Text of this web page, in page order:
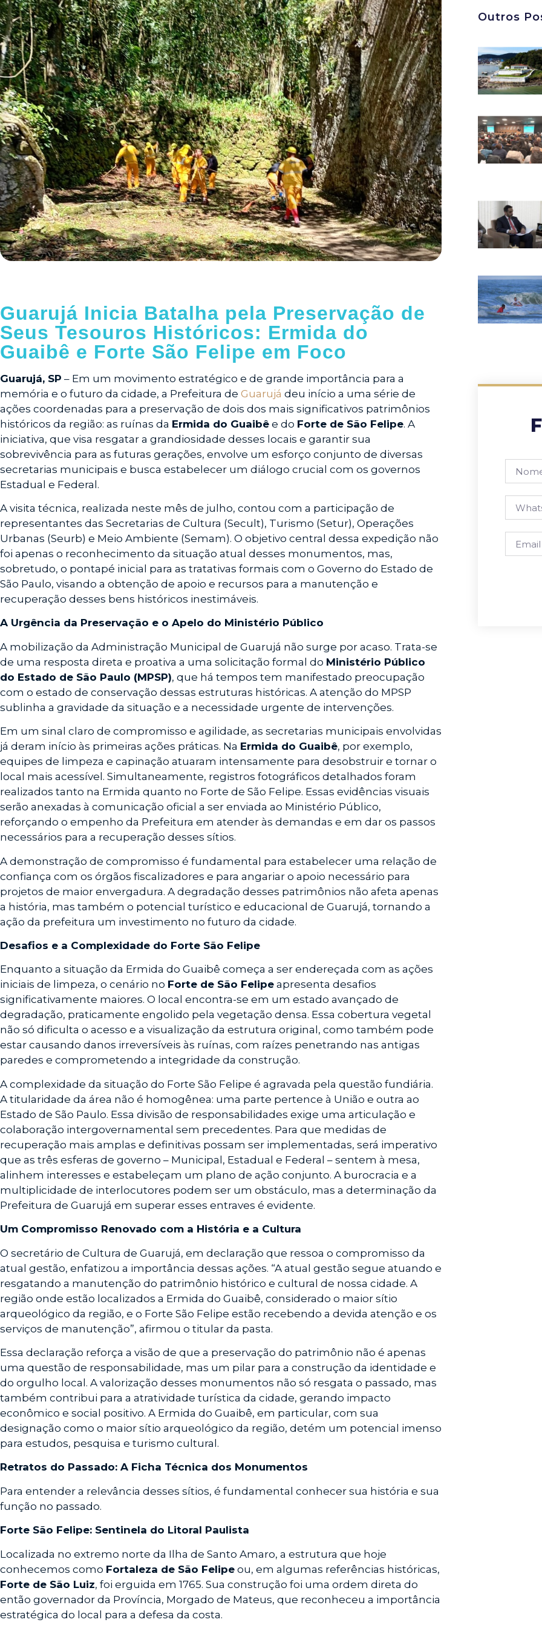
Guarujá Inicia Batalha pela Preservação de
Seus Tesouros Históricos: Ermida do
Guaibê e Forte São Felipe em Foco
Guarujá, SP – Em um movimento estratégico e de grande importância para a
memória e o futuro da cidade, a Prefeitura de Guarujá deu início a uma série de
ações coordenadas para a preservação de dois dos mais significativos patrimônios
históricos da região: as ruínas da Ermida do Guaibê e do Forte de São Felipe. A
iniciativa, que visa resgatar a grandiosidade desses locais e garantir sua
sobrevivência para as futuras gerações, envolve um esforço conjunto de diversas
secretarias municipais e busca estabelecer um diálogo crucial com os governos
Estadual e Federal.
A visita técnica, realizada neste mês de julho, contou com a participação de
representantes das Secretarias de Cultura (Secult), Turismo (Setur), Operações
Urbanas (Seurb) e Meio Ambiente (Semam). O objetivo central dessa expedição não
foi apenas o reconhecimento da situação atual desses monumentos, mas,
sobretudo, o pontapé inicial para as tratativas formais com o Governo do Estado de
São Paulo, visando a obtenção de apoio e recursos para a manutenção e
recuperação desses bens históricos inestimáveis.
A Urgência da Preservação e o Apelo do Ministério Público
A mobilização da Administração Municipal de Guarujá não surge por acaso. Trata-se
de uma resposta direta e proativa a uma solicitação formal do Ministério Público
do Estado de São Paulo (MPSP), que há tempos tem manifestado preocupação
com o estado de conservação dessas estruturas históricas. A atenção do MPSP
sublinha a gravidade da situação e a necessidade urgente de intervenções.
Em um sinal claro de compromisso e agilidade, as secretarias municipais envolvidas
já deram início às primeiras ações práticas. Na Ermida do Guaibê, por exemplo,
equipes de limpeza e capinação atuaram intensamente para desobstruir e tornar o
local mais acessível. Simultaneamente, registros fotográficos detalhados foram
realizados tanto na Ermida quanto no Forte de São Felipe. Essas evidências visuais
serão anexadas à comunicação oficial a ser enviada ao Ministério Público,
reforçando o empenho da Prefeitura em atender às demandas e em dar os passos
necessários para a recuperação desses sítios.
A demonstração de compromisso é fundamental para estabelecer uma relação de
confiança com os órgãos fiscalizadores e para angariar o apoio necessário para
projetos de maior envergadura. A degradação desses patrimônios não afeta apenas
a história, mas também o potencial turístico e educacional de Guarujá, tornando a
ação da prefeitura um investimento no futuro da cidade.
Desafios e a Complexidade do Forte São Felipe
Enquanto a situação da Ermida do Guaibê começa a ser endereçada com as ações
iniciais de limpeza, o cenário no Forte de São Felipe apresenta desafios
significativamente maiores. O local encontra-se em um estado avançado de
degradação, praticamente engolido pela vegetação densa. Essa cobertura vegetal
não só dificulta o acesso e a visualização da estrutura original, como também pode
estar causando danos irreversíveis às ruínas, com raízes penetrando nas antigas
paredes e comprometendo a integridade da construção.
A complexidade da situação do Forte São Felipe é agravada pela questão fundiária.
A titularidade da área não é homogênea: uma parte pertence à União e outra ao
Estado de São Paulo. Essa divisão de responsabilidades exige uma articulação e
colaboração intergovernamental sem precedentes. Para que medidas de
recuperação mais amplas e definitivas possam ser implementadas, será imperativo
que as três esferas de governo – Municipal, Estadual e Federal – sentem à mesa,
alinhem interesses e estabeleçam um plano de ação conjunto. A burocracia e a
multiplicidade de interlocutores podem ser um obstáculo, mas a determinação da
Prefeitura de Guarujá em superar esses entraves é evidente.
Um Compromisso Renovado com a História e a Cultura
O secretário de Cultura de Guarujá, em declaração que ressoa o compromisso da
atual gestão, enfatizou a importância dessas ações. “A atual gestão segue atuando e
resgatando a manutenção do patrimônio histórico e cultural de nossa cidade. A
região onde estão localizados a Ermida do Guaibê, considerado o maior sítio
arqueológico da região, e o Forte São Felipe estão recebendo a devida atenção e os
serviços de manutenção”, afirmou o titular da pasta.
Essa declaração reforça a visão de que a preservação do patrimônio não é apenas
uma questão de responsabilidade, mas um pilar para a construção da identidade e
do orgulho local. A valorização desses monumentos não só resgata o passado, mas
também contribui para a atratividade turística da cidade, gerando impacto
econômico e social positivo. A Ermida do Guaibê, em particular, com sua
designação como o maior sítio arqueológico da região, detém um potencial imenso
para estudos, pesquisa e turismo cultural.
Retratos do Passado: A Ficha Técnica dos Monumentos
Para entender a relevância desses sítios, é fundamental conhecer sua história e sua
função no passado.
Forte São Felipe: Sentinela do Litoral Paulista
Localizada no extremo norte da Ilha de Santo Amaro, a estrutura que hoje
conhecemos como Fortaleza de São Felipe ou, em algumas referências históricas,
Forte de São Luiz, foi erguida em 1765. Sua construção foi uma ordem direta do
então governador da Província, Morgado de Mateus, que reconheceu a importância
estratégica do local para a defesa da costa.
Outros